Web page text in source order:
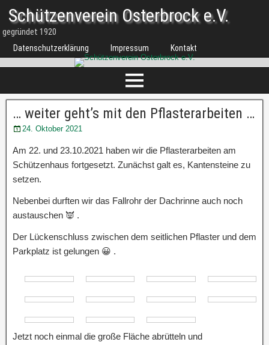
Schützenverein Osterbrock e.V.
gegründet 1920
Datenschutzerklärung Impressum Kontakt
… weiter geht’s mit den Pflasterarbeiten …
24. Oktober 2021
Am 22. und 23.10.2021 haben wir die Pflasterarbeiten am
Schützenhaus fortgesetzt. Zunächst galt es, Kantensteine zu
setzen.
Nebenbei durften wir das Fallrohr der Dachrinne auch noch
austauschen 👿 .
Der Lückenschluss zwischen dem seitlichen Pflaster und dem
Parkplatz ist gelungen 😀 .
Jetzt noch einmal die große Fläche abrütteln und